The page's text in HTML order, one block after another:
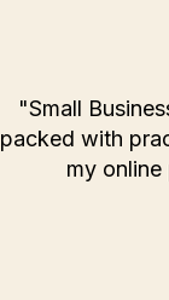
"Small
packed with
my